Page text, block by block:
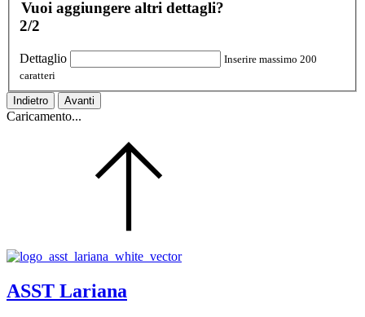
Vuoi aggiungere altri dettagli?
2/2
Dettaglio
Inserire massimo 200
caratteri
Indietro Avanti
Caricamento...
ASST Lariana